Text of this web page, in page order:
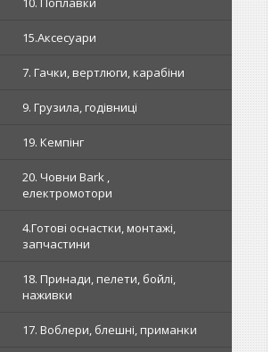
15.Аксесуари
7. Гачки, вертлюги, карабіни
9. Грузила, годівниці
19. Кемпінг
20. Човни Bark ,
електромотори
4.Готові оснастки, монтажі,
запчастини
18. Принади, пелети, бойлі,
наживки
17. Воблери, блешні, приманки